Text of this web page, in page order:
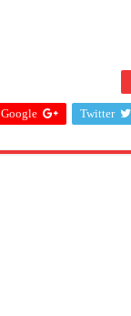
Twitter
Google +